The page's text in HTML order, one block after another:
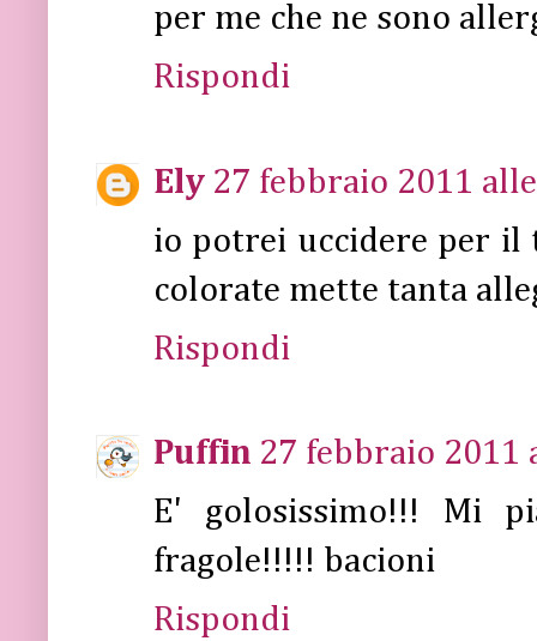
per me che ne sono
Rispondi
Ely 27 febbraio 2011
io potrei uccidere per il
colorate mette tanta
Rispondi
Puffin 27 febbraio 2011
E' golosissimo!!! Mi
fragole!!!!! bacioni
Rispondi